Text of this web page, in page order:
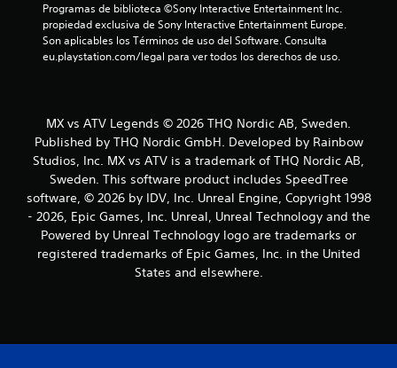
Programas de biblioteca ©Sony Interactive Entertainment Inc.
propiedad exclusiva de Sony Interactive Entertainment Europe.
Son aplicables los Términos de uso del Software. Consulta
eu.playstation.com/legal para ver todos los derechos de uso.
MX vs ATV Legends © 2026 THQ Nordic AB, Sweden.
Published by THQ Nordic GmbH. Developed by Rainbow
Studios, Inc. MX vs ATV is a trademark of THQ Nordic AB,
Sweden. This software product includes SpeedTree
software, © 2026 by IDV, Inc. Unreal Engine, Copyright 1998
- 2026, Epic Games, Inc. Unreal, Unreal Technology and the
Powered by Unreal Technology logo are trademarks or
registered trademarks of Epic Games, Inc. in the United
States and elsewhere.